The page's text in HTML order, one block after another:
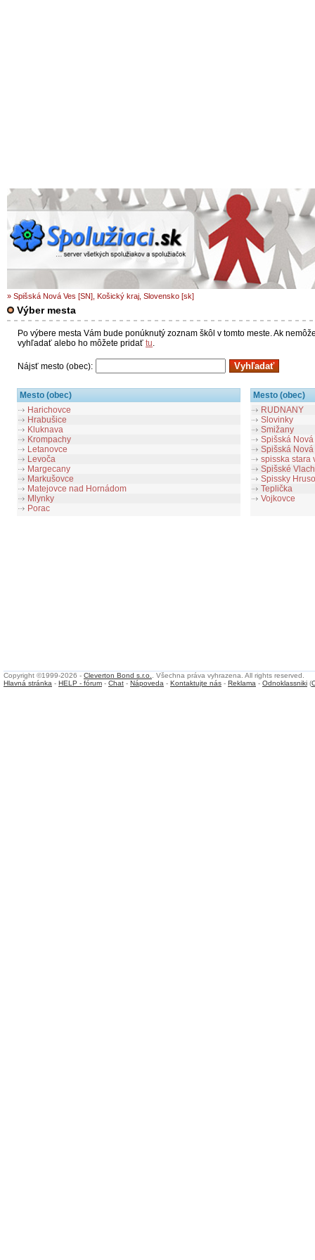
» Spišská Nová Ves [SN], Košický kraj, Slovensko [sk]
Výber mesta
Po výbere mesta Vám bude ponúknutý zoznam škôl v tomto meste. Ak
vyhľadať alebo ho môžete pridať tu
Nájsť mesto (obec):
Mesto (obec)
Mesto (obec)
Harichovce
Hrabušice
Kluknava
Krompachy
Letanovce
Levoča
Margecany
Markušovce
Matejovce nad Hornádom
Mlynky
Porac
RUDNANY
Slovinky
Smižany
Spišská Nová
Spišská Nová
spisska stara
Spišské
Spissky
Teplička
Vojkovce
Copyright ©1999-2026 - Cleverton Bond s.r.o.
. Všechna práva vyhrazena. All rights reserved.
Hlavná stránka - HELP - fórum - Chat - Nápoveda - Kontaktujte nás - Reklama - Odnoklassniki (